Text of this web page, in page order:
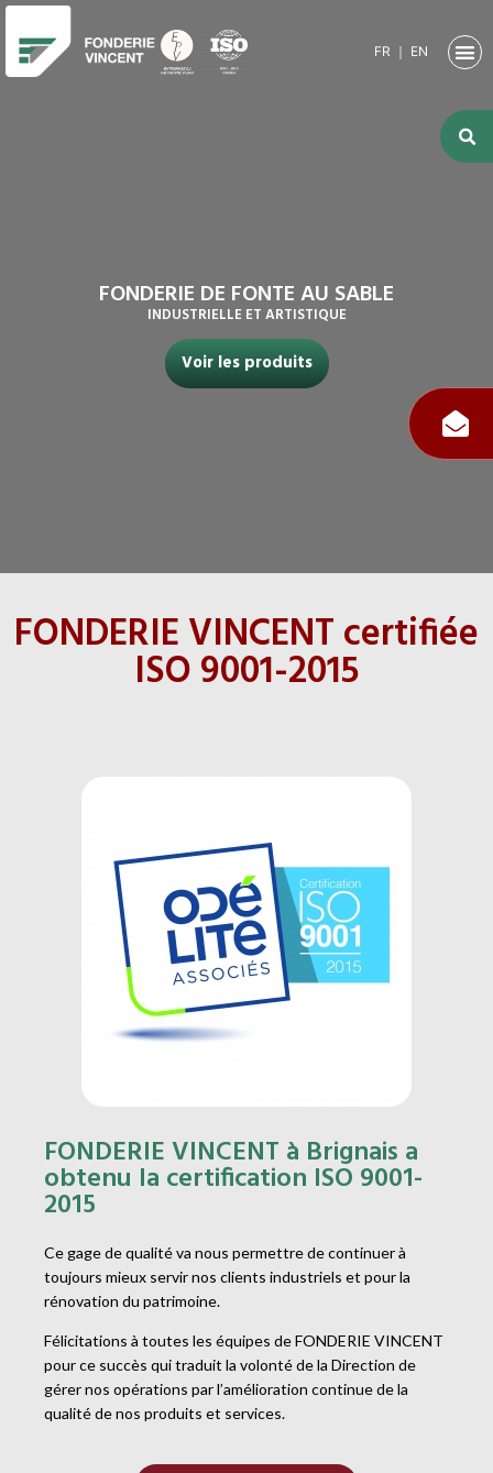
FR ｜ EN
FONDERIE DE FONTE AU SABLE
INDUSTRIELLE ET ARTISTIQUE
Voir les produits
FONDERIE VINCENT certifiée
ISO 9001-2015
FONDERIE VINCENT à Brignais a
obtenu la certification ISO 9001-
2015
Ce gage de qualité va nous permettre de continuer à
toujours mieux servir nos clients industriels et pour la
rénovation du patrimoine.
Félicitations à toutes les équipes de FONDERIE VINCENT
pour ce succès qui traduit la volonté de la Direction de
gérer nos opérations par l’amélioration continue de la
qualité de nos produits et services.